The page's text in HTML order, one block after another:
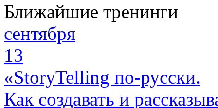
Ближайшие тренинги
сентября
13
«StoryTelling по-русски.
Как создавать и